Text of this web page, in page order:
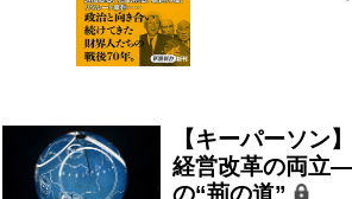
【キーパーソン
経営改革の両立
の“荊の道”